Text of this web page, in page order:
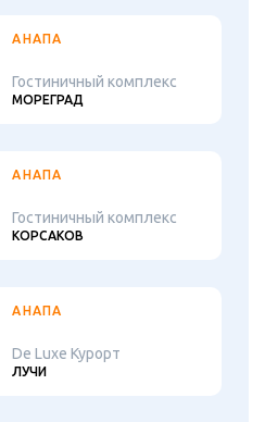
АНАПА
Гостиничный комплекс
МОРЕГРАД
АНАПА
Гостиничный комплекс
КОРСАКОВ
АНАПА
De Luxe Курорт
ЛУЧИ